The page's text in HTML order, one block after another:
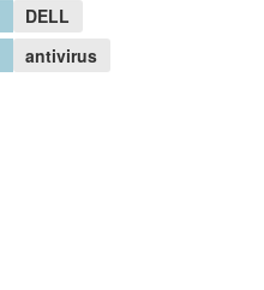
DELL
antivirus